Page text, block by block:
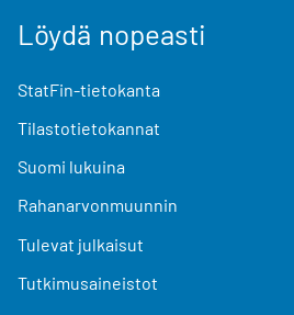
Löydä nopeasti
StatFin-tietokanta
Tilastotietokannat
Suomi lukuina
Rahanarvonmuunnin
Tulevat julkaisut
Tutkimusaineistot